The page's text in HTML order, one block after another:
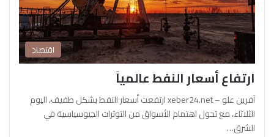
اقتصاد
ارتفاع أسعار النفط عالمياً
آفرين علو – xeber24.net ارتفعت أسعار النفط بشكل طفيف، اليوم
الثلاثاء، مع تحول اهتمام الأسواق من التوترات الجيوسياسية في
الشرق…